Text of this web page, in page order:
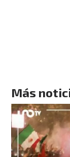
Más